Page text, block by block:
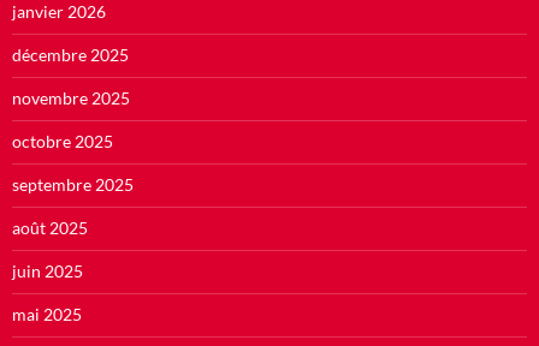
janvier 2026
décembre 2025
novembre 2025
octobre 2025
septembre 2025
août 2025
juin 2025
mai 2025